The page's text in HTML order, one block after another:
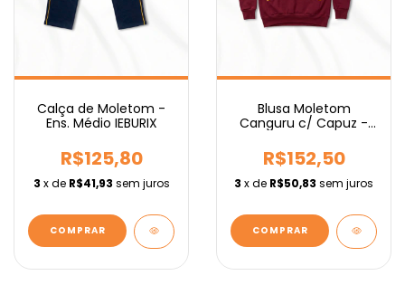
Calça de Moletom -
Ens. Médio IEBURIX
R$125,80
3 x de R$41,93 sem juros
COMPRAR
Blusa Moletom
Canguru c/ Capuz -
IEBURIX
R$152,50
3 x de R$50,83 sem juros
COMPRAR